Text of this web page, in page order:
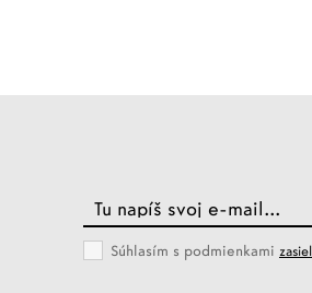
Súhlasím s podmienkami